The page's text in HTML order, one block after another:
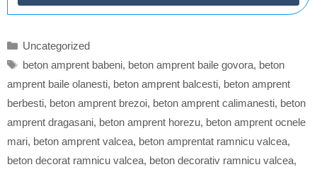
Categorii
Uncategorized
Etichete
beton amprent babeni, beton amprent baile govora, beton
amprent baile olanesti, beton amprent balcesti, beton amprent
berbesti, beton amprent brezoi, beton amprent calimanesti, beton
amprent dragasani, beton amprent horezu, beton amprent ocnele
mari, beton amprent valcea, beton amprentat ramnicu valcea,
beton decorat ramnicu valcea, beton decorativ ramnicu valcea,